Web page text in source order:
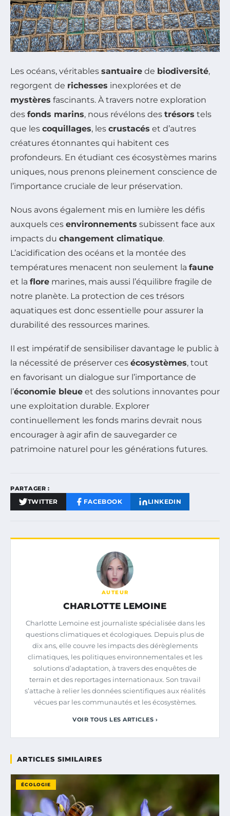
Les océans, véritables santuaire de biodiversité,
regorgent de richesses inexplorées et de
mystères fascinants. À travers notre exploration
des fonds marins, nous révélons des trésors tels
que les coquillages, les crustacés et d’autres
créatures étonnantes qui habitent ces
profondeurs. En étudiant ces écosystèmes marins
uniques, nous prenons pleinement conscience de
l’importance cruciale de leur préservation.
Nous avons également mis en lumière les défis
auxquels ces environnements subissent face aux
impacts du changement climatique.
L’acidification des océans et la montée des
températures menacent non seulement la faune
et la flore marines, mais aussi l’équilibre fragile de
notre planète. La protection de ces trésors
aquatiques est donc essentielle pour assurer la
durabilité des ressources marines.
Il est impératif de sensibiliser davantage le public à
la nécessité de préserver ces écosystèmes, tout
en favorisant un dialogue sur l’importance de
l’économie bleue et des solutions innovantes pour
une exploitation durable. Explorer
continuellement les fonds marins devrait nous
encourager à agir afin de sauvegarder ce
patrimoine naturel pour les générations futures.
PARTAGER :
TWITTER FACEBOOK LINKEDIN
AUTEUR
CHARLOTTE LEMOINE
Charlotte Lemoine est journaliste spécialisée dans les
questions climatiques et écologiques. Depuis plus de
dix ans, elle couvre les impacts des dérèglements
climatiques, les politiques environnementales et les
solutions d’adaptation, à travers des enquêtes de
terrain et des reportages internationaux. Son travail
s’attache à relier les données scientifiques aux réalités
vécues par les communautés et les écosystèmes.
VOIR TOUS LES ARTICLES ›
ARTICLES SIMILAIRES
ÉCOLOGIE